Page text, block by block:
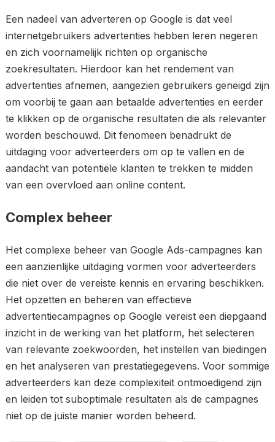
Een nadeel van adverteren op Google is dat veel
internetgebruikers advertenties hebben leren negeren
en zich voornamelijk richten op organische
zoekresultaten. Hierdoor kan het rendement van
advertenties afnemen, aangezien gebruikers geneigd zijn
om voorbij te gaan aan betaalde advertenties en eerder
te klikken op de organische resultaten die als relevanter
worden beschouwd. Dit fenomeen benadrukt de
uitdaging voor adverteerders om op te vallen en de
aandacht van potentiële klanten te trekken te midden
van een overvloed aan online content.
Complex beheer
Het complexe beheer van Google Ads-campagnes kan
een aanzienlijke uitdaging vormen voor adverteerders
die niet over de vereiste kennis en ervaring beschikken.
Het opzetten en beheren van effectieve
advertentiecampagnes op Google vereist een diepgaand
inzicht in de werking van het platform, het selecteren
van relevante zoekwoorden, het instellen van biedingen
en het analyseren van prestatiegegevens. Voor sommige
adverteerders kan deze complexiteit ontmoedigend zijn
en leiden tot suboptimale resultaten als de campagnes
niet op de juiste manier worden beheerd.